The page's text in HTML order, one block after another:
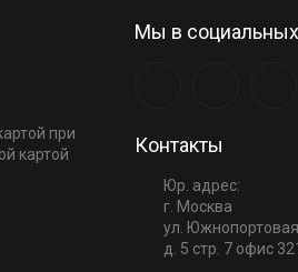
при
картой
Мы в
Контакты
Юр. адрес:
г. Москва
ул. Южнопортовая
д. 5 стр. 7 офис 321